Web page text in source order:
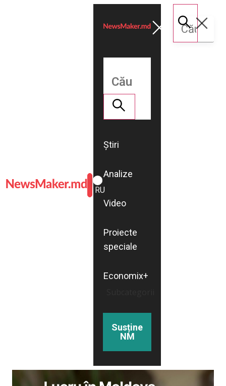
ROMÂNĂ
RU
Știri
Analize
Video
Proiecte
speciale
Economix+
Susține
NM